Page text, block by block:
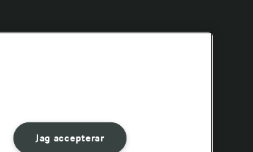
Jag accepterar